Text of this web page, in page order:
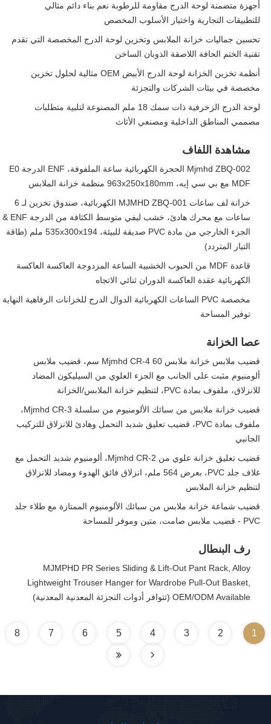
أجهزة متضمنة لوحة الدرج مقاومة للرطوبة نعم بناء دائم مثالي
للتطبيقات التجارية واختيار الأسلوب المخصص
تحسين جماليات خزانة الملابس وتخزين لوحة الدرج المخصصة التي تقدم
تقنية الختم الحافة اللاصقة الذوبان الساخن
أنظمة تخزين الخزانة لوحة الدرج الأبيض OEM مثالية لحلول تخزين
مخصصة في بيئات الشركات والتجزئة
لوحة الدرج الزخرفية ذات سمك 18 ملم المصنوعة لتلبية متطلبات
مصممي المناطق الداخلية ومصنعي الأثاث
مشاهدة اللفاف
Mjmhd ZBQ-002 الحجرة الكهربائية ساعة الملفوفة، ENF الدرجة E0
MDF مع بي سي إيه، 963x250x180mm منظمة خزانة الملابس
خزانة لف ساعات MJMHD ZBQ-001 الكهربائية، صندوق تخزين لـ 6
ساعات مع محرك هادئ، خشب ليفي متوسط الكثافة من الدرجة ENF &
الجزء الخارجي من مادة PVC صديقة للبيئة، 535x300x194 ملم (طاقة
التيار المتردد)
قاعدة MDF من الحبوب الخشبية الساعة المزدوجة العاكسة العاكسة
الكهربائية عقدة العاكسة الدوران ثنائي الاتجاه
مخصصة PVC الساعات الكهربائية الدوال الدرج للخزانات الرفاهية النهاية
توفير المساحة
عصا الخزانة
قضيب ملابس خزانة ملابس Mjmhd CR-4 60 سم، قضيب ملابس
ألومنيوم مثبت على الجانب مع الجزء العلوي من السيليكون المضاد
للانزلاق، ملفوف بمادة PVC، لتنظيم خزانة الملابس/الخزانة
قضيب خزانة ملابس من سبائك الألومنيوم من سلسلة Mjmhd CR-3،
ملفوف بمادة PVC، قضيب تعليق شديد التحمل وهادئ للانزلاق للتركيب
الجانبي
قضيب تعليق خزانة علوي من Mjmhd CR-2، ألومنيوم شديد التحمل مع
غلاف جلد PVC، بعرض 564 ملم، انزلاق فائق الهدوء ومضاد للانزلاق
لتنظيم خزانة الملابس
قضيب شماعة خزانة ملابس من سبائك الألومنيوم الممتازة مع طلاء جلد
PVC - قضيب ملابس صامت، متين وموفر للمساحة
رف البنطال
MJMPHD PR Series Sliding & Lift-Out Pant Rack, Alloy
Lightweight Trouser Hanger for Wardrobe Pull-Out Basket,
OEM/ODM Available (تتوافر أدوات التجزئة المعدنية المعدنية)
1
2
3
4
5
6
7
8